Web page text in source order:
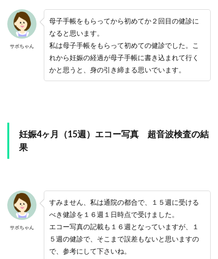
サボちゃん
母子手帳をもらってから初めてか２回目の健診に
なると思います。
私は母子手帳をもらって初めての健診でした。こ
れから妊娠の経過が母子手帳に書き込まれて行く
かと思うと、身の引き締まる思いでいます。
妊娠4ヶ月（15週）エコー写真 超音波検査の結
果
サボちゃん
すみません、私は通院の都合で、１５週に受ける
べき健診を１６週１日時点で受けました。
エコー写真の記載も１６週となっていますが、１
５週の健診で、そこまで誤差もないと思いますの
で、参考にして下さいね。